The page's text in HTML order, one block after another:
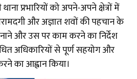
प्रभारियों को अपने-अपने क्षेत्रों में
और अज्ञात शवों की पहचान के
और उस पर काम करने का निर्देश
अधिकारियों से पूर्ण सहयोग और
का आह्वान किया।